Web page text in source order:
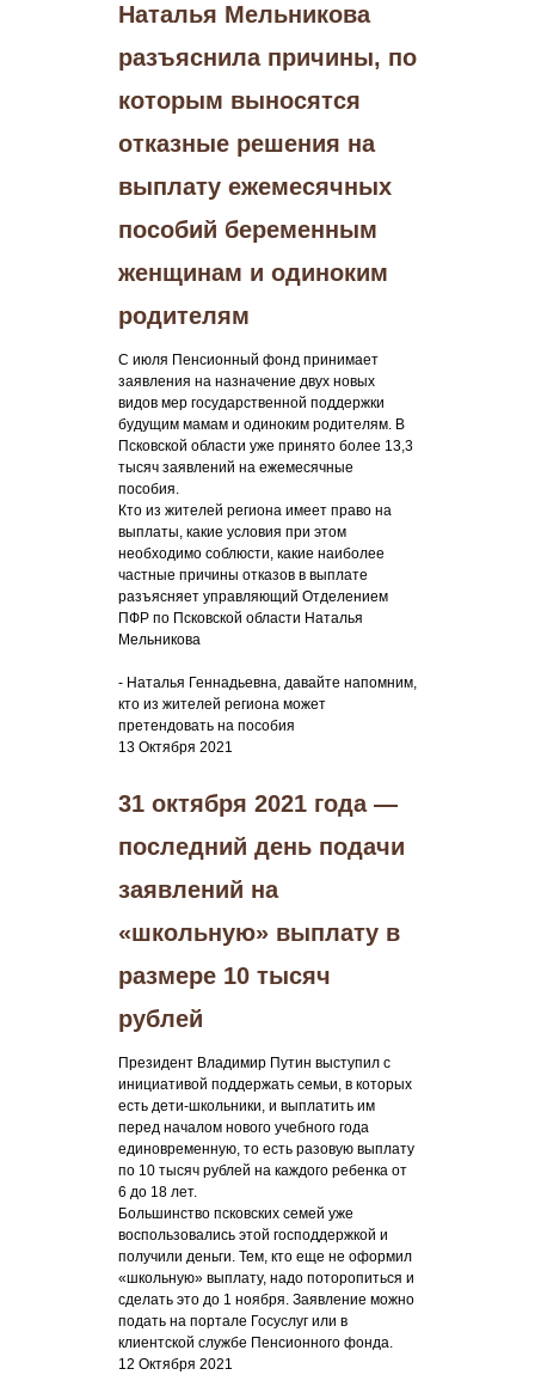
Наталья Мельникова
разъяснила причины, по
которым выносятся
отказные решения на
выплату ежемесячных
пособий беременным
женщинам и одиноким
родителям
С июля Пенсионный фонд принимает
заявления на назначение двух новых
видов мер государственной поддержки
будущим мамам и одиноким родителям. В
Псковской области уже принято более 13,3
тысяч заявлений на ежемесячные
пособия.
Кто из жителей региона имеет право на
выплаты, какие условия при этом
необходимо соблюсти, какие наиболее
частные причины отказов в выплате
разъясняет управляющий Отделением
ПФР по Псковской области Наталья
Мельникова
- Наталья Геннадьевна, давайте напомним,
кто из жителей региона может
претендовать на пособия
13 Октября 2021
31 октября 2021 года —
последний день подачи
заявлений на
«школьную» выплату в
размере 10 тысяч
рублей
Президент Владимир Путин выступил с
инициативой поддержать семьи, в которых
есть дети-школьники, и выплатить им
перед началом нового учебного года
единовременную, то есть разовую выплату
по 10 тысяч рублей на каждого ребенка от
6 до 18 лет.
Большинство псковских семей уже
воспользовались этой господдержкой и
получили деньги. Тем, кто еще не оформил
«школьную» выплату, надо поторопиться и
сделать это до 1 ноября. Заявление можно
подать на портале Госуслуг или в
клиентской службе Пенсионного фонда.
12 Октября 2021